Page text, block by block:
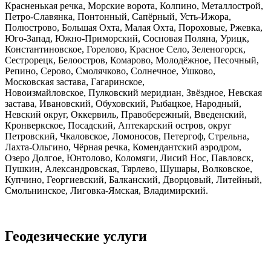
Красненькая речка, Морские ворота, Колпино, Металлострой,
Петро-Славянка, Понтонный, Сапёрный, Усть-Ижора,
Полюстрово, Большая Охта, Малая Охта, Пороховые, Ржевка,
Юго-Запад, Южно-Приморский, Сосновая Поляна, Урицк,
Константиновское, Горелово, Красное Село, Зеленогорск,
Сестрорецк, Белоостров, Комарово, Молодёжное, Песочный,
Репино, Серово, Смолячково, Солнечное, Ушково,
Московская застава, Гагаринское,
Новоизмайловское, Пулковский меридиан, Звёздное, Невская
застава, Ивановский, Обуховский, Рыбацкое, Народный,
Невский округ, Оккервиль, Правобережный, Введенский,
Кронверкское, Посадский, Аптекарский остров, округ
Петровский, Чкаловское, Ломоносов, Петергоф, Стрельна,
Лахта-Ольгино, Чёрная речка, Комендантский аэродром,
Озеро Долгое, Юнтолово, Коломяги, Лисий Нос, Павловск,
Пушкин, Александровская, Тярлево, Шушары, Волковское,
Купчино, Георгиевский, Балканский, Дворцовый, Литейный,
Смольнинское, Лиговка-Ямская, Владимирский.
Геодезические услуги